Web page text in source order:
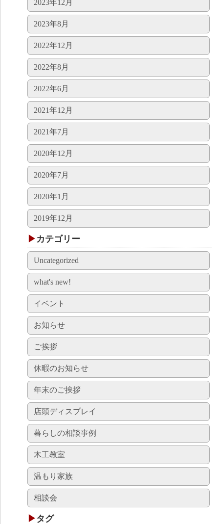
2023年12月
2023年8月
2022年12月
2022年8月
2022年6月
2021年12月
2021年7月
2020年12月
2020年7月
2020年1月
2019年12月
カテゴリー
Uncategorized
what's new!
イベント
お知らせ
ご挨拶
休暇のお知らせ
年末のご挨拶
店頭ディスプレイ
暮らしの相談事例
木工教室
温もり家族
相談会
タグ